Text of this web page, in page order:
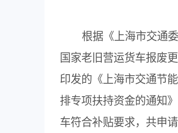
根据《上海市交通
国家老旧营运货车报废
印发的《上海市交通节
排专项扶持资金的通知》
车符合补贴要求，共申